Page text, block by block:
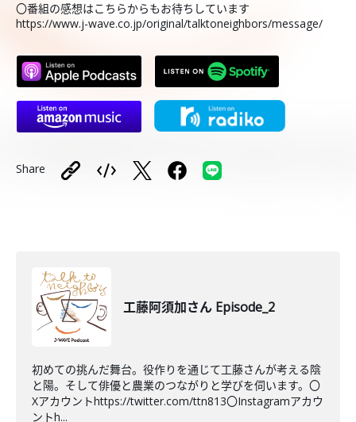
〇番組の感想はこちらからもお待ちしています
https://www.j-wave.co.jp/original/talktoneighbors/message/
Share
工藤阿須加さん Episode_2
初めての挑んだ舞台。役作りを通じて工藤さんが考える陰
と陽。そして俳優と農業のつながりと学びを伺います。〇
Xアカウントhttps://twitter.com/ttn813〇Instagramアカウ
ントh...